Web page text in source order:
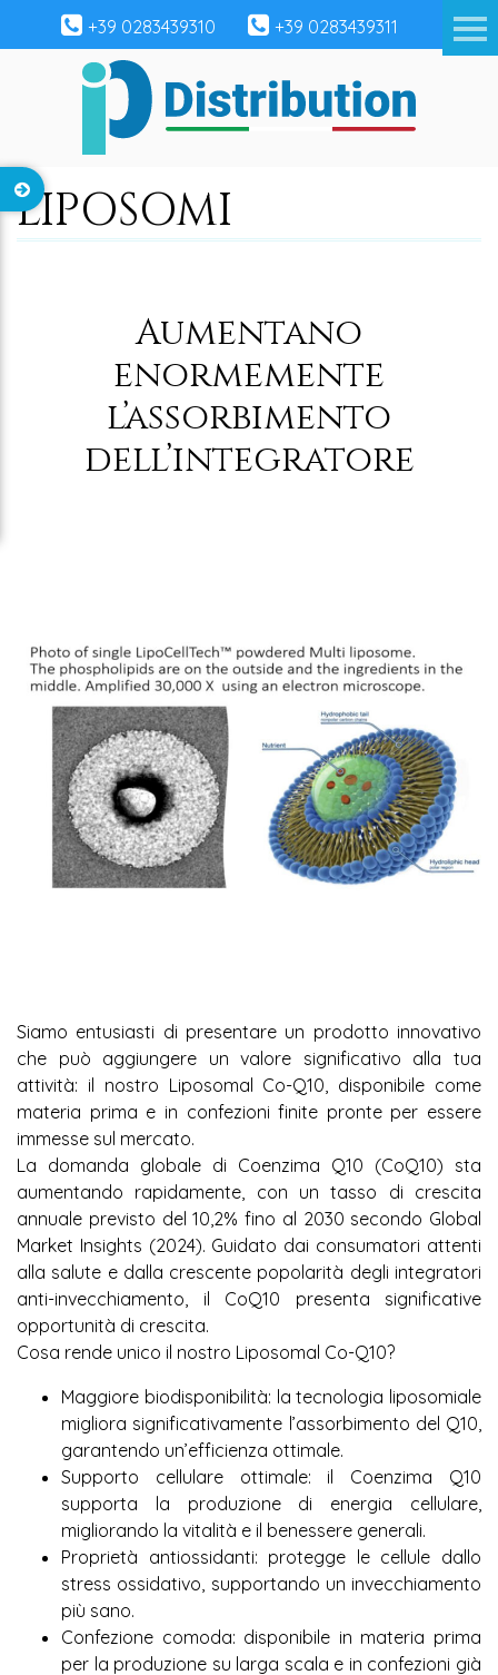
+39 0283439310 +39 0283439311
LIPOSOMI
Aumentano
enormemente
l’assorbimento
dell’integratore
Siamo entusiasti di presentare un prodotto innovativo
che può aggiungere un valore significativo alla tua
attività: il nostro Liposomal Co-Q10, disponibile come
materia prima e in confezioni finite pronte per essere
immesse sul mercato.
La domanda globale di Coenzima Q10 (CoQ10) sta
aumentando rapidamente, con un tasso di crescita
annuale previsto del 10,2% fino al 2030 secondo Global
Market Insights (2024). Guidato dai consumatori attenti
alla salute e dalla crescente popolarità degli integratori
anti-invecchiamento, il CoQ10 presenta significative
opportunità di crescita.
Cosa rende unico il nostro Liposomal Co-Q10?
Maggiore biodisponibilità: la tecnologia liposomiale
migliora significativamente l’assorbimento del Q10,
garantendo un’efficienza ottimale.
Supporto cellulare ottimale: il Coenzima Q10
supporta la produzione di energia cellulare,
migliorando la vitalità e il benessere generali.
Proprietà antiossidanti: protegge le cellule dallo
stress ossidativo, supportando un invecchiamento
più sano.
Confezione comoda: disponibile in materia prima
per la produzione su larga scala e in confezioni già